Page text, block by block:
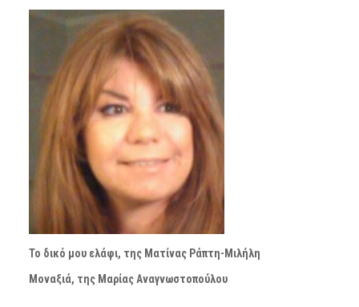
Το δικό μου ελάφι, της Ματίνας Ράπτη-Μιλήλη
Μοναξιά, της Μαρίας Αναγνωστοπούλου